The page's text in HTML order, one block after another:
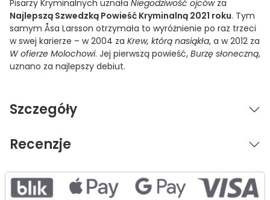
Pisarzy Kryminalnych uznała Niegodziwość ojcówza
Najlepszą Szwedzką Powieść Kryminalną 2021 roku. Tym
samym Åsa Larsson otrzymała to wyróżnienie po raz trzeci
w swej karierze – w 2004 za Krew, którą nasiąkła, a w 2012 za
W ofierze Molochowi. Jej pierwszą powieść, Burzę słoneczną,
uznano za najlepszy debiut.
Szczegóły
Recenzje